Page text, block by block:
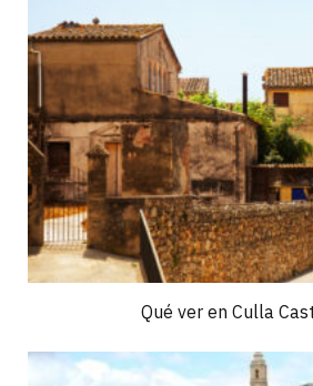
Qué ver en Culla